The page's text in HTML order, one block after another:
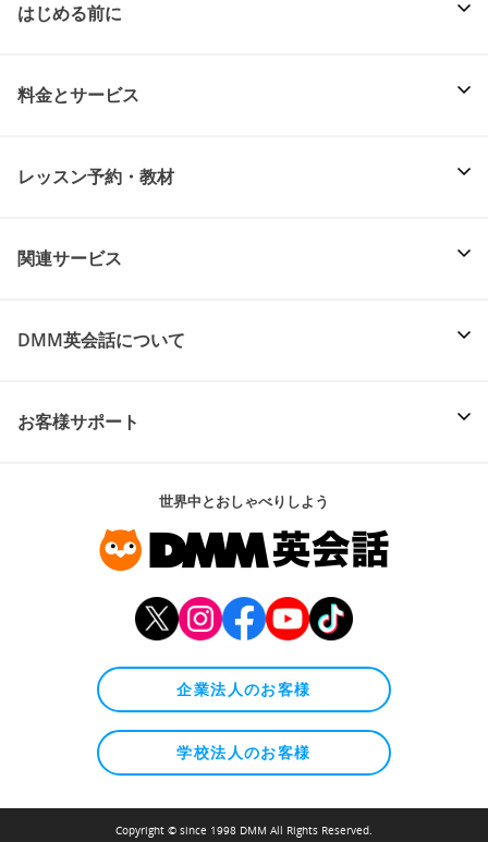
はじめる前に
料金とサービス
レッスン予約・教材
関連サービス
DMM英会話について
お客様サポート
世界中とおしゃべりしよう
企業法人のお客様
学校法人のお客様
Copyright © since 1998 DMM All Rights Reserved.